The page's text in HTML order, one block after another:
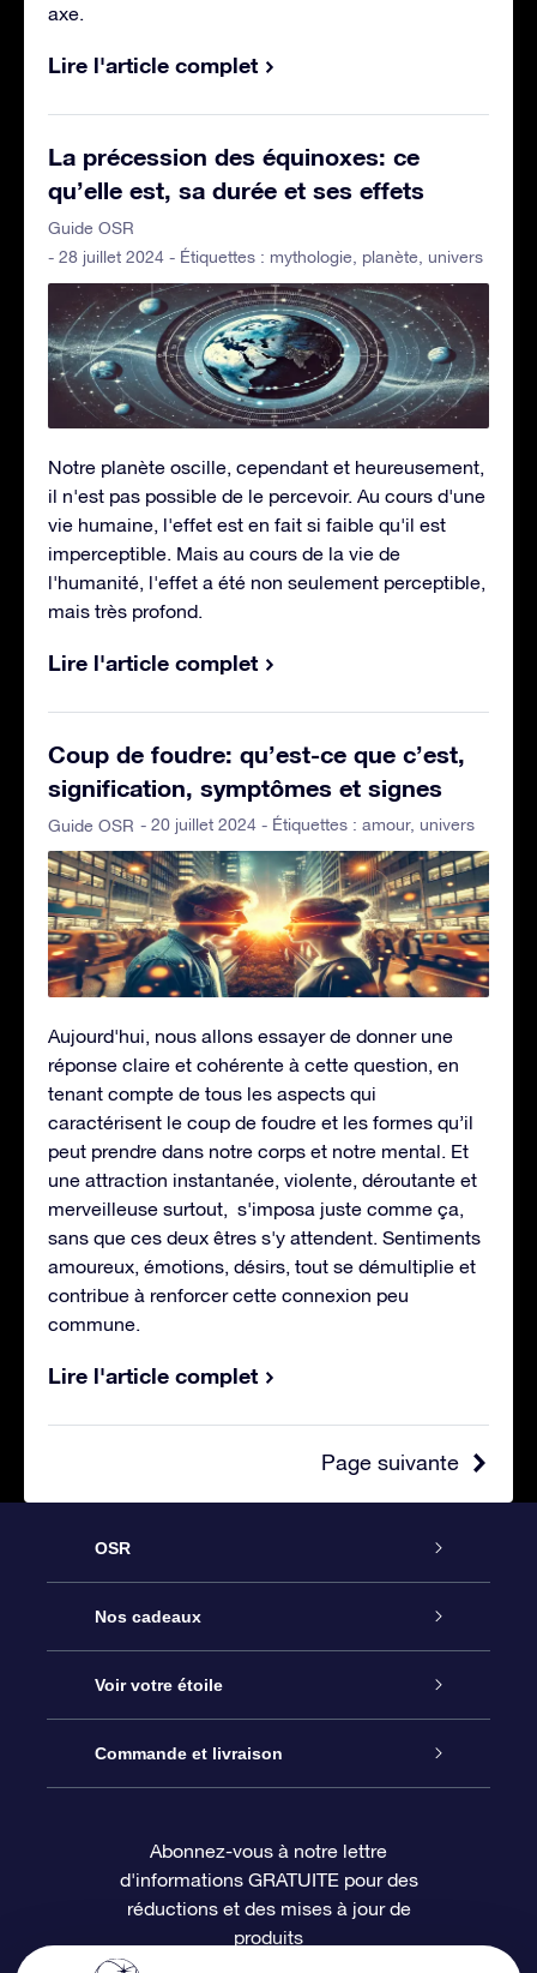
axe.
Lire l'article complet
La précession des équinoxes: ce
qu’elle est, sa durée et ses effets
Guide OSR
- 28 juillet 2024 - Étiquettes : mythologie planète univers
Notre planète oscille, cependant et heureusement,
il n'est pas possible de le percevoir. Au cours d'une
vie humaine, l'effet est en fait si faible qu'il est
imperceptible. Mais au cours de la vie de
l'humanité, l'effet a été non seulement perceptible,
mais très profond.
Lire l'article complet
Coup de foudre: qu’est-ce que c’est,
signification, symptômes et signes
Guide OSR - 20 juillet 2024 - Étiquettes : amour, univers
Aujourd'hui, nous allons essayer de donner une
réponse claire et cohérente à cette question, en
tenant compte de tous les aspects qui
caractérisent le coup de foudre et les formes qu’il
peut prendre dans notre corps et notre mental. Et
une attraction instantanée, violente, déroutante et
merveilleuse surtout, s'imposa juste comme ça,
sans que ces deux êtres s'y attendent. Sentiments
amoureux, émotions, désirs, tout se démultiplie et
contribue à renforcer cette connexion peu
commune.
Lire l'article complet
Page suivante
OSR
Service
À propos de l’OSR
Nous contacter
Questions fréquemment posées
Revues
Nos cadeaux
Cadeau d’étoile en ligne
Coffret cadeau OSR
Carte cadeau OSR
Cadeaux d’entreprise
Voir votre étoile
Registre des étoiles
Page d’accueil personnalisée
Commande et livraison
Informations de paiement
Informations d’expédition
Abonnez-vous à notre lettre
d'informations GRATUITE pour des
réductions et des mises à jour de
produits